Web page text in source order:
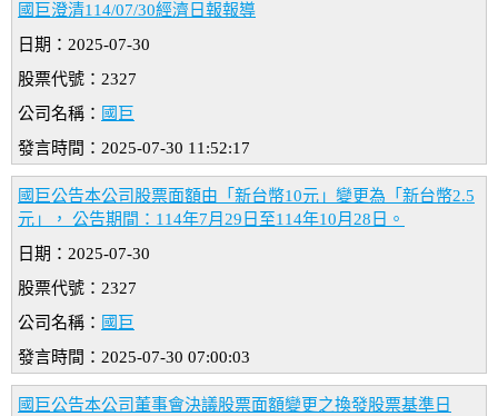
國巨澄清114/07/30經濟日報報導
日期：2025-07-30
股票代號：2327
公司名稱： 國巨
發言時間：2025-07-30 11:52:17
國巨公告本公司股票面額由「新台幣10元」變更為「新台幣2.5
元」， 公告期間：114年7月29日至114年10月28日。
日期：2025-07-30
股票代號：2327
公司名稱： 國巨
發言時間：2025-07-30 07:00:03
國巨公告本公司董事會決議股票面額變更之換發股票基準日